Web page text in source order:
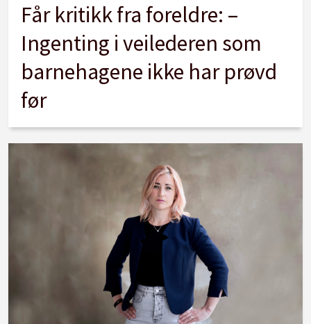
Får kritikk fra foreldre: –
Ingenting i veilederen som
barnehagene ikke har prøvd
før